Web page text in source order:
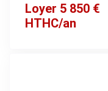
Loyer 5 850 €
HTHC/an